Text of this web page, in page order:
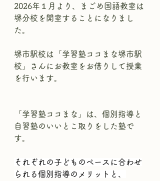
2026年１月より、まごめ国語教室は
堺分校を開室することになりまし
た。
堺市駅校は「学習塾ココまな堺市駅
校」さんにお教室をお借りして授業
を行います。
「学習塾ココまな」は、個別指導と
自習塾のいいとこ取りをした塾で
す。
それぞれの子どものペースに合わせ
られる個別指導のメリットと、